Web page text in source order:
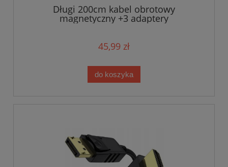
Długi 200cm kabel obrotowy
magnetyczny +3 adaptery
45,99 zł
do koszyka